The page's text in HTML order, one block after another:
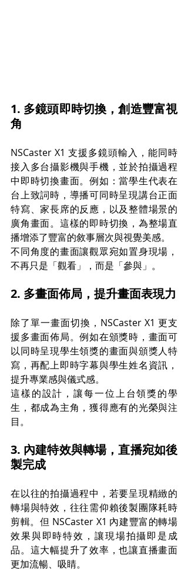
1. 多鏡頭即時切換，創造豐富視
角
NSCaster X1 支援多鏡頭輸入，能同時
接入多台攝影機與手機，並於拍攝過程
中即時切換畫面。例如：當學生代表在
台上致詞時，導播可同時呈現講台正面
特寫、家長席的反應，以及整體場景的
廣角畫面。這樣的即時切換，為整場直
播增添了豐富的敘事層次與視覺美感。
不同角度的畫面讓觀眾宛如置身現場，
不再只是「觀看」，而是「參與」。
2. 多畫面佈局，提升畫面表現力
除了單一畫面切換，NSCaster X1 更支
援多畫面佈局。例如在頒獎時，畫面可
以同時呈現學生領獎的畫面與頒獎人特
寫，再配上即時字幕與學生姓名資訊，
提升專業感與儀式感。
這樣的設計，讓每一位上台領獎的學
生，都成為主角，獲得應有的光榮與注
目。
3. 內建特效與轉場，直播宛如後
製完成
在以往的拍攝過程中，若要呈現精緻的
轉場與特效，往往需仰賴後製團隊耗時
剪輯。但 NSCaster X1 內建豐富的轉場
效果與即時特效，讓現場拍攝即是成
品。這大幅提升了效率，也讓直播畫面
更加流暢、吸睛。